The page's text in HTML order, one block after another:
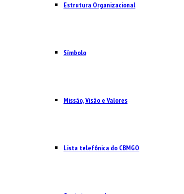
Estrutura Organizacional
Símbolo
Missão, Visão e Valores
Lista telefônica do CBMGO